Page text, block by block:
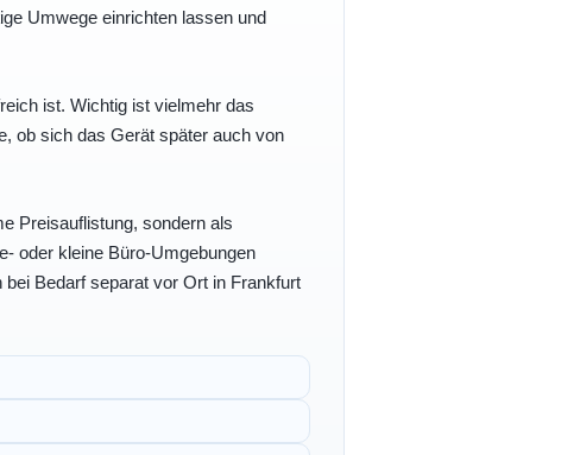
Umwege einrichten lassen und
ist. Wichtig ist vielmehr das
ob sich das Gerät später auch von
Preisauflistung, sondern als
oder kleine Büro-Umgebungen
Bedarf separat vor Ort in Frankfurt